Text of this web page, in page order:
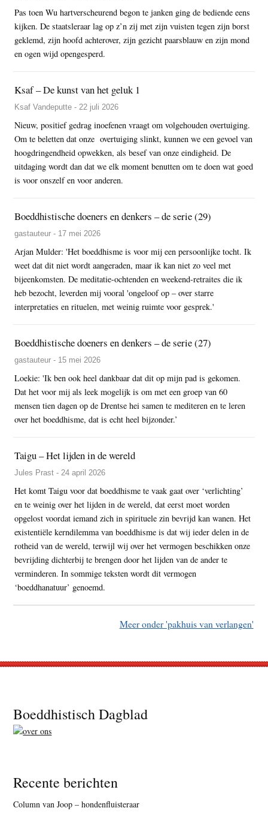
Pas toen Wu hartverscheurend begon te janken ging de bediende eens
kijken. De staatsleraar lag op z’n zij met zijn vuisten tegen zijn borst
geklemd, zijn hoofd achterover, zijn gezicht paarsblauw en zijn mond
en ogen wijd opengesperd.
Ksaf – De kunst van het geluk 1
Ksaf Vandeputte - 22 juli 2026
Nieuw, positief gedrag inoefenen vraagt om volgehouden overtuiging.
Om te beletten dat onze overtuiging slinkt, kunnen we een gevoel van
hoogdringendheid opwekken, als besef van onze eindigheid. De
uitdaging wordt dan dat we elk moment benutten om te doen wat goed
is voor onszelf en voor anderen.
Boeddhistische doeners en denkers – de serie (29)
gastauteur - 17 mei 2026
Arjan Mulder: 'Het boeddhisme is voor mij een persoonlijke tocht. Ik
weet dat dit niet wordt aangeraden, maar ik kan niet zo veel met
bijeenkomsten. De meditatie-ochtenden en weekend-retraites die ik
heb bezocht, leverden mij vooral 'ongeloof op – over starre
interpretaties en rituelen, met weinig ruimte voor gesprek.'
Boeddhistische doeners en denkers – de serie (27)
gastauteur - 15 mei 2026
Loekie: 'Ik ben ook heel dankbaar dat dit op mijn pad is gekomen.
Dat het voor mij als leek mogelijk is om met een groep van 60
mensen tien dagen op de Drentse hei samen te mediteren en te leren
over het boeddhisme, dat is echt heel bijzonder.’
Taigu – Het lijden in de wereld
Jules Prast - 24 april 2026
Het komt Taigu voor dat boeddhisme te vaak gaat over ‘verlichting’
en te weinig over het lijden in de wereld, dat eerst moet worden
opgelost voordat iemand zich in spirituele zin bevrijd kan wanen. Het
existentiële kerndilemma van boeddhisme is dat wij ieder delen in de
rotheid van de wereld, terwijl wij over het vermogen beschikken onze
bevrijding dichterbij te brengen door het lijden van de ander te
verminderen. In sommige teksten wordt dit vermogen
‘boeddhanatuur’ genoemd.
Meer onder 'pakhuis van verlangen'
Footer
Boeddhistisch Dagblad
Recente berichten
Column van Joop – hondenfluisteraar